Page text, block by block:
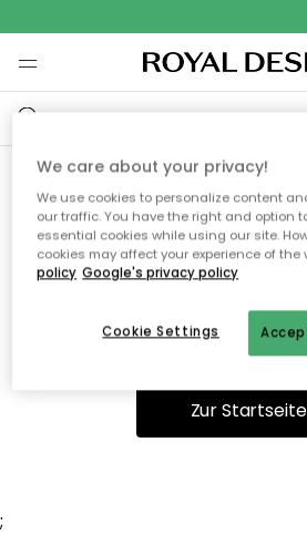
Ooops, die Seite
Sie können auf unserer Startseite
Zur Startseite
;
We care about your privacy!
We use cookies to personalize content
our traffic. You have the right and option
essential cookies while using our site.
cookies may affect your experience of the
policy Google's privacy policy
Cookie Settings